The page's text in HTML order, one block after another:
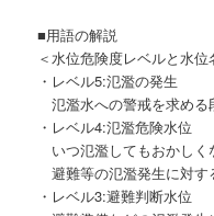
■用語の解説
＜水位危険度レベルと水位
・レベル5:氾濫の発生
氾濫水への警戒を求める
・レベル4:氾濫危険水位
いつ氾濫してもおかしく
避難等の氾濫発生に対す
・レベル3:避難判断水位